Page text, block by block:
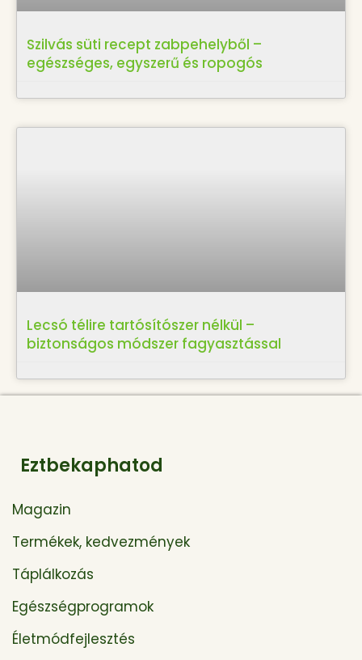
Szilvás süti recept zabpehelyből –
egészséges, egyszerű és ropogós
Lecsó télire tartósítószer nélkül –
biztonságos módszer fagyasztással
Eztbekaphatod
Magazin
Termékek, kedvezmények
Táplálkozás
Egészségprogramok
Életmódfejlesztés